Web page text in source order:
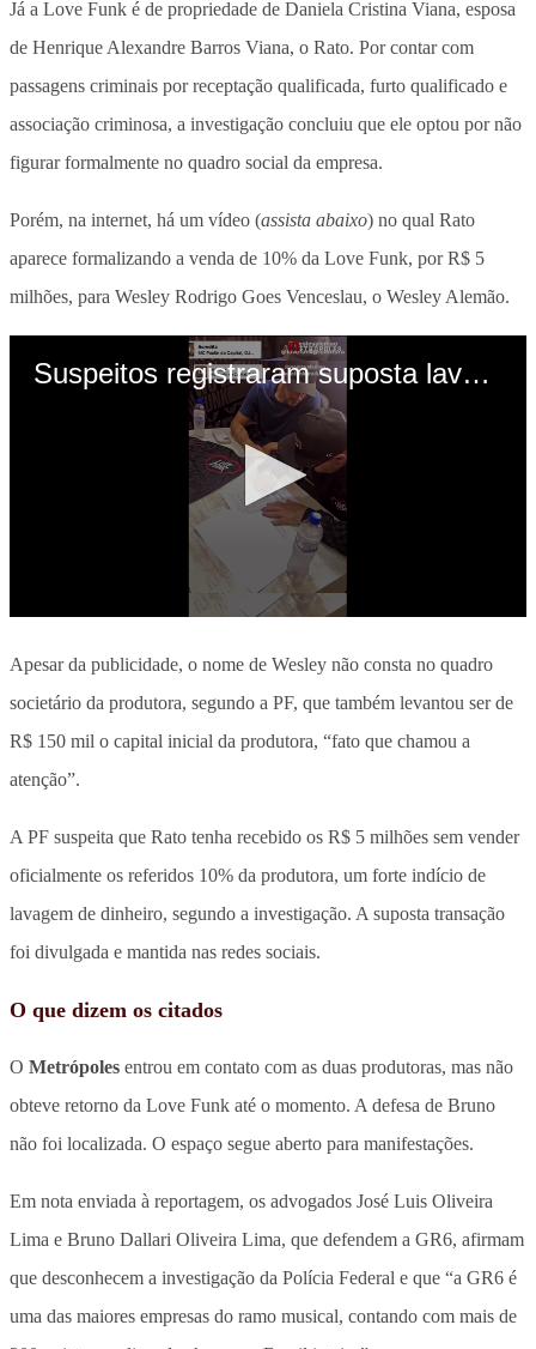
Já a Love Funk é de propriedade de Daniela Cristina Viana, esposa
de Henrique Alexandre Barros Viana, o Rato. Por contar com
passagens criminais por receptação qualificada, furto qualificado e
associação criminosa, a investigação concluiu que ele optou por não
figurar formalmente no quadro social da empresa.
Porém, na internet, há um vídeo (assista abaixo) no qual Rato
aparece formalizando a venda de 10% da Love Funk, por R$ 5
milhões, para Wesley Rodrigo Goes Venceslau, o Wesley Alemão.
Apesar da publicidade, o nome de Wesley não consta no quadro
societário da produtora, segundo a PF, que também levantou ser de
R$ 150 mil o capital inicial da produtora, “fato que chamou a
atenção”.
A PF suspeita que Rato tenha recebido os R$ 5 milhões sem vender
oficialmente os referidos 10% da produtora, um forte indício de
lavagem de dinheiro, segundo a investigação. A suposta transação
foi divulgada e mantida nas redes sociais.
O que dizem os citados
O Metrópoles entrou em contato com as duas produtoras, mas não
obteve retorno da Love Funk até o momento. A defesa de Bruno
não foi localizada. O espaço segue aberto para manifestações.
Em nota enviada à reportagem, os advogados José Luis Oliveira
Lima e Bruno Dallari Oliveira Lima, que defendem a GR6, afirmam
que desconhecem a investigação da Polícia Federal e que “a GR6 é
uma das maiores empresas do ramo musical, contando com mais de